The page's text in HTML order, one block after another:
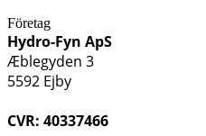
Företag
Hydro-Fyn ApS
Æblegyden 3
5592 Ejby
CVR: 40337466